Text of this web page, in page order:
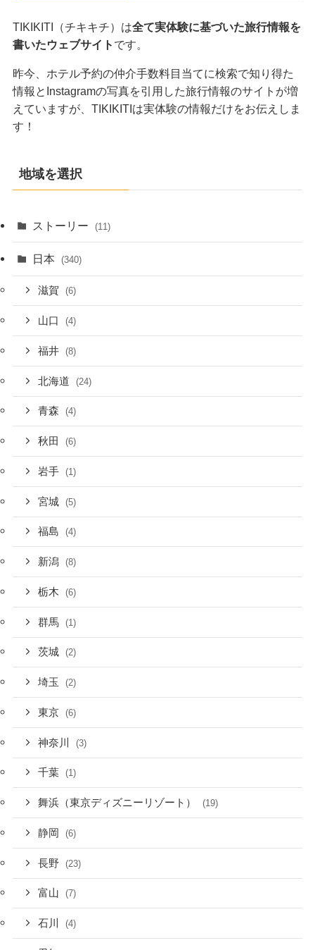
TIKIKITI（チキキチ）は全て実体験に基づいた旅行情報を
書いたウェブサイト です。
昨今、ホテル予約の仲介手数料目当てに検索で知り得た
情報とInstagramの写真を引用した旅行情報のサイトが増
えていますが、TIKIKITIは実体験の情報だけをお伝えしま
す！
地域を選択
ストーリー (11)
日本 (340)
滋賀 (6)
山口 (4)
福井 (8)
北海道 (24)
青森 (4)
秋田 (6)
岩手 (1)
宮城 (5)
福島 (4)
新潟 (8)
栃木 (6)
群馬 (1)
茨城 (2)
埼玉 (2)
東京 (6)
神奈川 (3)
千葉 (1)
舞浜（東京ディズニーリゾート） (19)
静岡 (6)
長野 (23)
富山 (7)
石川 (4)